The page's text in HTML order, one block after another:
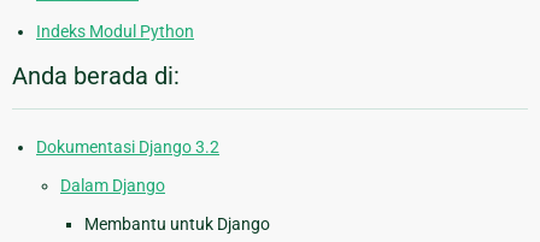
Indeks Modul Python
Anda berada di:
Dokumentasi Django 3.2
Dalam Django
Membantu untuk Django